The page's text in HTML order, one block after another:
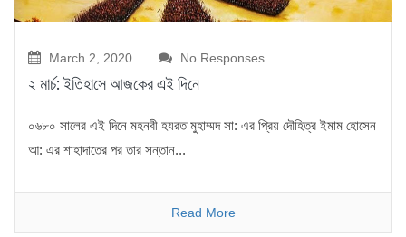
March 2, 2020 No Responses
২ মার্চ: ইতিহাসে আজকের এই দিনে
০৬৮০ সালের এই দিনে মহনবী হযরত মুহাম্মদ সা: এর প্রিয় দৌহিত্র ইমাম হোসেন
আ: এর শাহাদাতের পর তার সন্তান...
Read More